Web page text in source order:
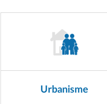
Urbanisme